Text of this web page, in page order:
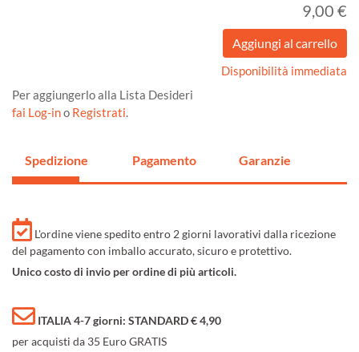
9,00 €
Disponibilità immediata
Per aggiungerlo alla Lista Desideri
fai Log-ino Registrati.
Spedizione Pagamento Garanzie
L'ordine viene spedito entro 2 giorni lavorativi dalla ricezione
del pagamento con imballo accurato, sicuro e protettivo.
Unico costo di invio per ordine di più articoli.
ITALIA 4-7 giorni: STANDARD € 4,90
per acquisti da 35 Euro GRATIS